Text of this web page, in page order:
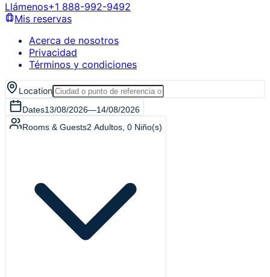
Llámenos+1 888-992-9492
Mis reservas
Acerca de nosotros
Privacidad
Términos y condiciones
Location
Dates13/08/2026—14/08/2026
Rooms & Guests2 Adultos 0 Niño(s)